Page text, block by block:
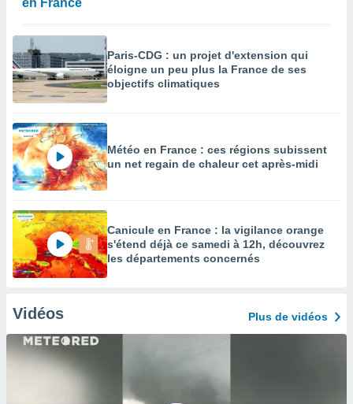
en France
Paris-CDG : un projet d'extension qui
éloigne un peu plus la France de ses
objectifs climatiques
Météo en France : ces régions subissent
un net regain de chaleur cet après-midi
Canicule en France : la vigilance orange
s'étend déjà ce samedi à 12h, découvrez
les départements concernés
Vidéos Plus de vidéos